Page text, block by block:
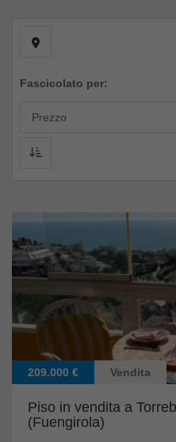
Fascicolato per:
209.000 € Vendita
Piso in vendita a
(Fuengirola)